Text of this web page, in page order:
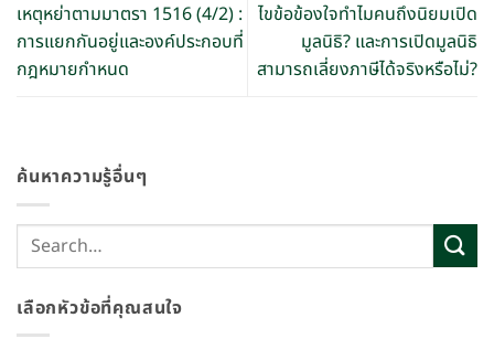
เหตุหย่าตามมาตรา 1516 (4/2) :
การแยกกันอยู่และองค์ประกอบที่
กฎหมายกำหนด
ไขข้อข้องใจทำไมคนถึงนิยมเปิด
มูลนิธิ? และการเปิดมูลนิธิ
สามารถเลี่ยงภาษีได้จริงหรือไม่?
ค้นหาความรู้อื่นๆ
เลือกหัวข้อที่คุณสนใจ